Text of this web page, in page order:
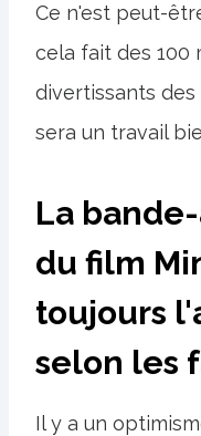
Ce n'est peut-
cela fait des 100
divertissants
sera un travail
La
du film
toujours
selon les
Il y a un